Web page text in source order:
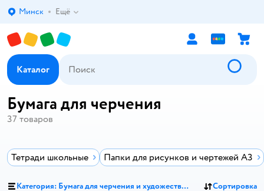
Выбор адреса доставки.
Минск Ещё
Каталог
Бумага для черчения
37 товаров
Тетради школьные Папки для рисунков и чертежей А3
Категория: Бумага для черчения и художественная Сортировка